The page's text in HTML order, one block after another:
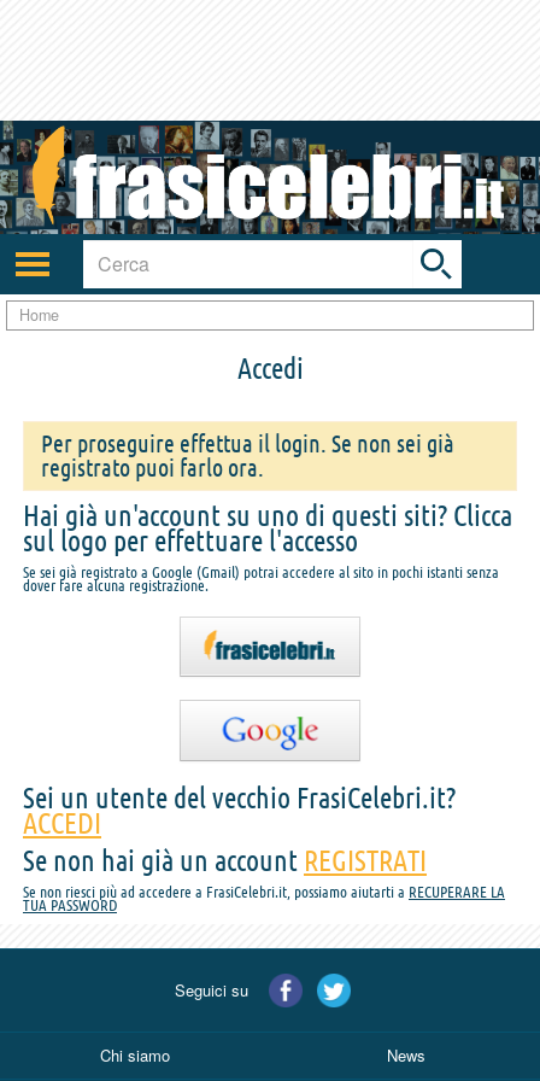
Attiva/disattiva
navigazione
Toggle
search
bar
Home
Accedi
Per proseguire effettua il login. Se non sei già
registrato puoi farlo ora.
Hai già un'account su uno di questi siti? Clicca
sul logo per effettuare l'accesso
Se sei già registrato a Google (Gmail) potrai accedere al sito in pochi istanti senza
dover fare alcuna registrazione.
Sei un utente del vecchio FrasiCelebri.it?
ACCEDI
Se non hai già un account REGISTRATI
Se non riesci più ad accedere a FrasiCelebri.it, possiamo aiutarti a RECUPERARE LA
TUA PASSWORD
Seguici su
Chi siamo News